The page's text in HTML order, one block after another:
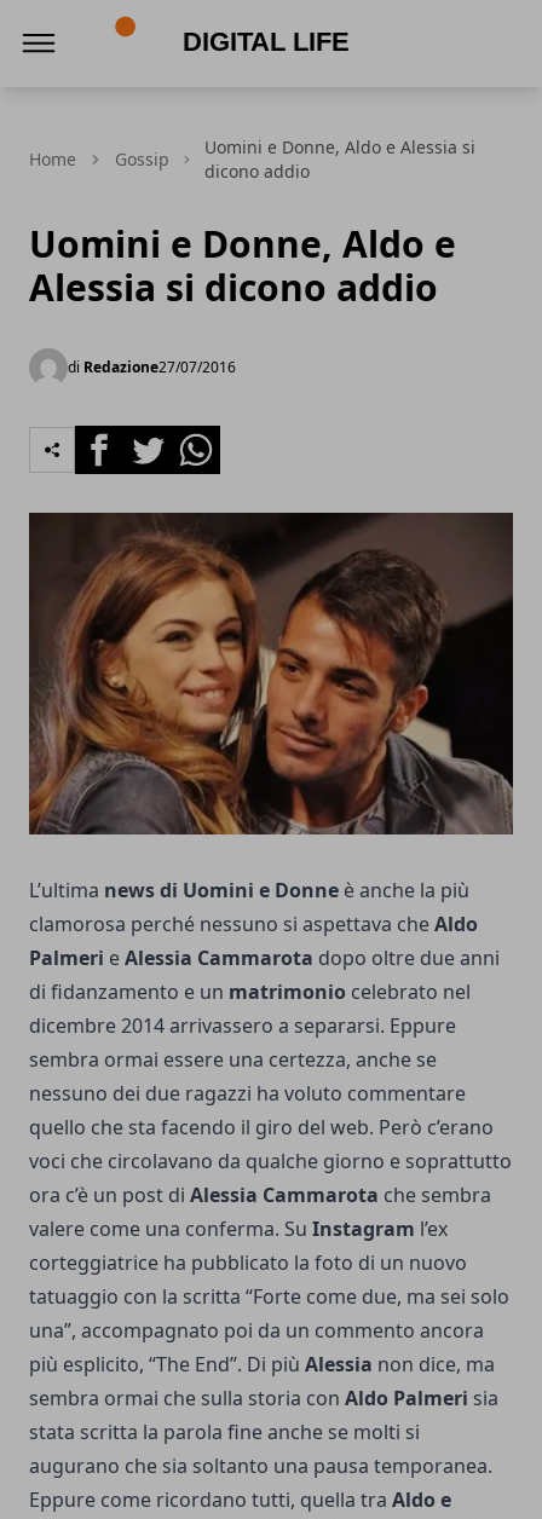
Home Gossip
Uomini e Donne, Aldo e Alessia si
dicono addio
Uomini e Donne, Aldo e
Alessia si dicono addio
di Redazione27/07/2016
FacebookTwitterWhatsapp
L’ultima news di Uomini e Donne è anche la più
clamorosa perché nessuno si aspettava cheAldo
Palmeri eAlessia Cammarota dopo oltre due anni
di fidanzamento e un matrimonio celebrato nel
dicembre 2014 arrivassero a separarsi. Eppure
sembra ormai essere una certezza, anche se
nessuno dei due ragazzi ha voluto commentare
quello che sta facendo il giro del web. Però c’erano
voci che circolavano da qualche giorno e soprattutto
ora c’è un post di Alessia Cammarota che sembra
valere come una conferma. Su Instagram l’ex
corteggiatrice ha pubblicato la foto di un nuovo
tatuaggio con la scritta “Forte come due, ma sei solo
una”, accompagnato poi da un commento ancora
più esplicito, “The End”. Di più Alessia non dice, ma
sembra ormai che sulla storia con Aldo Palmeri sia
stata scritta la parola fine anche se molti si
augurano che sia soltanto una pausa temporanea.
Eppure come ricordano tutti, quella tra Aldo e